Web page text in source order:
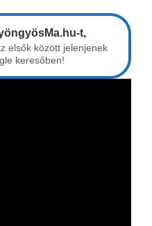
t,
elsők között jelenjenek
keresőben!